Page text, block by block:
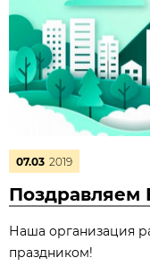
07.03 2019
Поздравляем
Наша организация
праздником!